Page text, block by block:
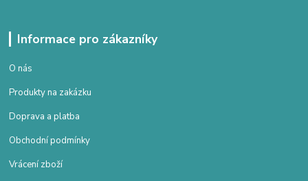
Informace pro zákazníky
O nás
Produkty na zakázku
Doprava a platba
Obchodní podmínky
Vrácení zboží